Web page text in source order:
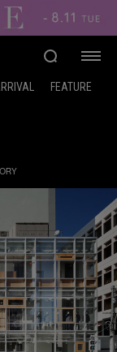
FEATURE